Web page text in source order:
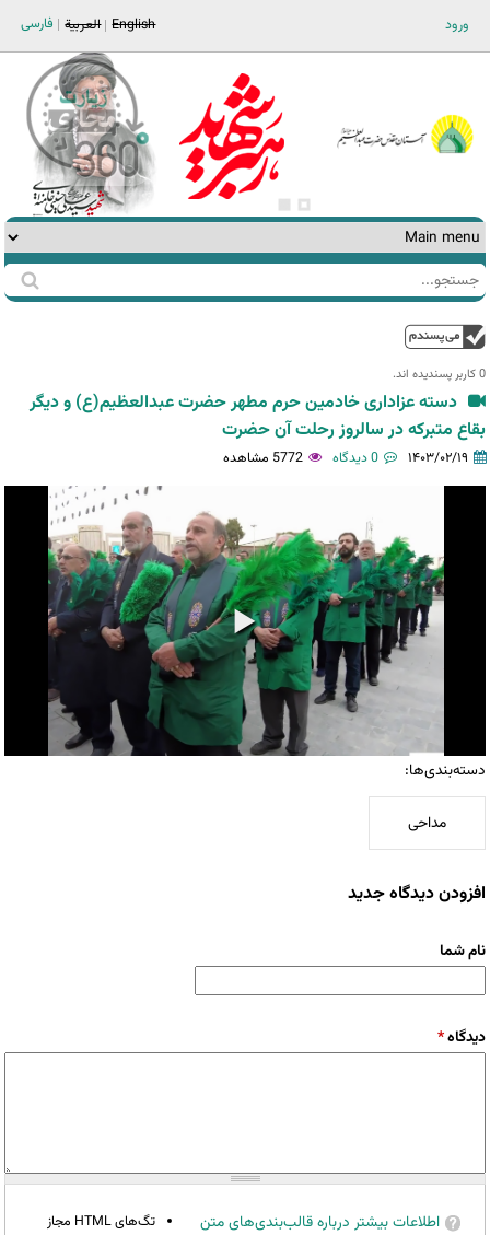
ورود فارسی العربية English
فرم
جستجو
جستجو
0 کاربر پسندیده اند.‎
دسته عزاداری خادمین حرم مطهر حضرت عبدالعظیم(ع) و دیگر
بقاع متبرکه در سالروز رحلت آن حضرت
۱۴۰۳/۰۲/۱۹ 0 دیدگاه 5772 مشاهده
دسته‌بندی‌ها:
مداحی
افزودن دیدگاه جدید
نام شما
دیدگاه*
اطلاعات بیشتر درباره قالب‌بندی‌های متن
تگ‌های HTML مجاز